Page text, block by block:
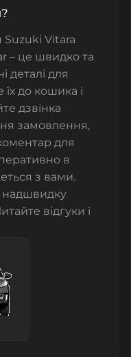
Vitara
– це швидко та
деталі для
до кошика і
дзвінка
замовлення,
для
в
з вами.
надшвидку
відгуки і